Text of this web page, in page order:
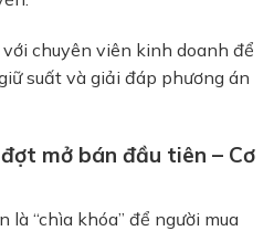
chuyên viên kinh doanh để
suất và giải đáp phương án
mở bán đầu tiên – Cơ
là “chìa khóa” để người mua